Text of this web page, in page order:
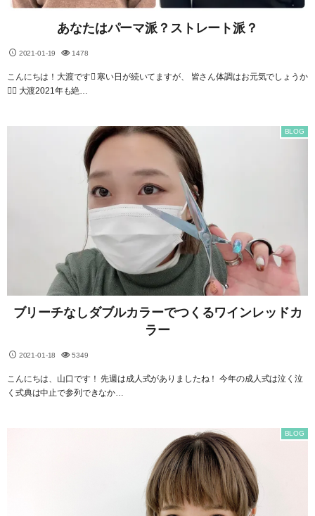
あなたはパーマ派？ストレート派？
2021-01-19 1478
こんにちは！大渡です 寒い日が続いてますが、 皆さん体調はお元気でしょうか
？ 大渡2021年も絶…
ブリーチなしダブルカラーでつくるワインレッドカ
ラー
2021-01-18
BLOG
5349
こんにちは、山口です！ 先週は成人式がありましたね！ 今年の成人式は泣く泣
く式典は中止で参列できなか…
BLOG